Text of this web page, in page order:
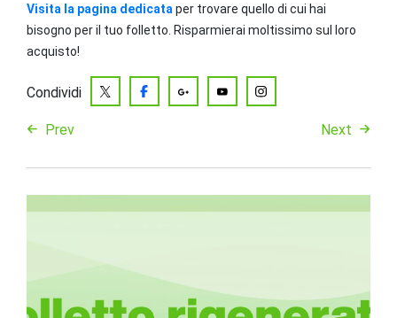
Visita la pagina dedicata per trovare quello di cui hai
bisogno per il tuo folletto. Risparmierai moltissimo sul loro
acquisto!
Condividi
Prev Next